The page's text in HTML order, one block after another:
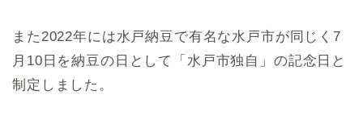
また2022年には水戸納豆で有名な水戸市が同じく7
月10日を納豆の日として「水戸市独自」の記念日と
制定しました。